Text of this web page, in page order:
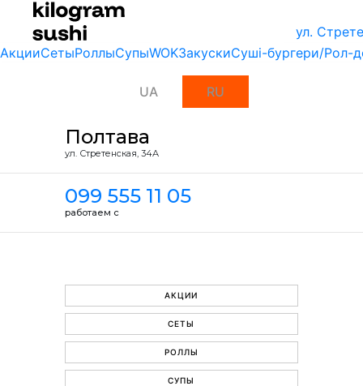
ул.
АкцииСетыРоллыСупыWOKЗакускиСуші-бургери/Рол-
UA RU
Полтава
ул. Стретенская, 34А
099 555 11 05
работаем с
АКЦИИ
СЕТЫ
РОЛЛЫ
СУПЫ